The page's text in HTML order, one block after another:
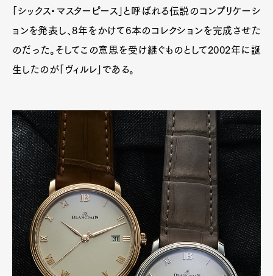
Art&Design WatchFashion
Gourmet
Cars
ProductCulture Lifestyle
「シックス・マスターピース」と呼ばれる伝説のコンプリケーシ
ョンを発表し、8年をかけて6本のコレクションを完成させた
のだった。そしてこの意思を受け継ぐものとして2002年に誕
生したのが「ヴィルレ」である。